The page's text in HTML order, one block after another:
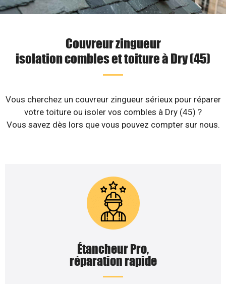
Couvreur zingueur
isolation combles et toiture à Dry (45)
Vous cherchez un couvreur zingueur sérieux pour réparer
votre toiture ou isoler vos combles à Dry (45) ?
Vous savez dès lors que vous pouvez compter sur nous.
Étancheur Pro,
réparation rapide